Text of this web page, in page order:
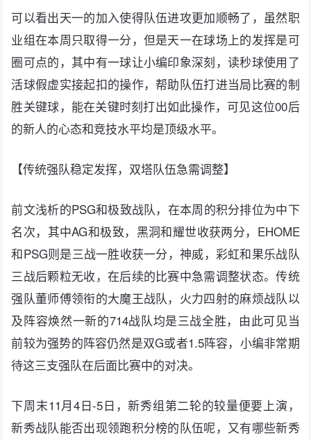
可以看出天一的加入使得队伍进攻更加顺畅了，虽然职
业组在本周只取得一分，但是天一在球场上的发挥是可
圈可点的，其中有一球让小编印象深刻，读秒球使用了
活球假虚实接起扣的操作，帮助队伍打进当局比赛的制
胜关键球，能在关键时刻打出如此操作，可见这位00后
的新人的心态和竞技水平均是顶级水平。
【传统强队稳定发挥，双塔队伍急需调整】
前文浅析的PSG和极致战队，在本周的积分排位为中下
名次，其中AG和极致，黑洞和耀世收获两分，EHOME
和PSG则是三战一胜收获一分，神威，彩虹和果乐战队
三战后颗粒无收，在后续的比赛中急需调整状态。传统
强队董师傅领衔的大魔王战队，火力四射的麻烦战队以
及阵容焕然一新的714战队均是三战全胜，由此可见当
前较为强势的阵容仍然是双G或者1.5阵容，小编非常期
待这三支强队在后面比赛中的对决。
下周末11月4日-5日，新秀组第二轮的较量便要上演，
新秀战队能否出现领跑积分榜的队伍呢，又有哪些新秀